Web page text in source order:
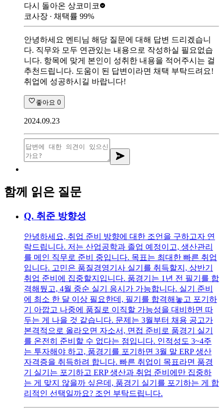
다시 돌아온 상코미코
코사장 ∙ 채택률 99%
안녕하세요 멘티님 해당 질문에 대해 답변 드리겠습니
다. 직무와 모두 연관있는 내용으로 작성하실 필요없습
니다. 항목에 맞게 본인이 성취한 내용을 적어주시는 걸
추천드립니다. 도움이 된 답변이라면 채택 부탁드려요!
취업에 성공하시길 바랍니다!
좋아요 0
2024.09.23
함께 읽은 질문
Q. 취준 방향성
안녕하세요, 취업 준비 방향에 대한 조언을 구하고자 연
락드립니다. 저는 산업공학과 졸업 예정이고, 생산관리
를 메인 직무로 준비 중입니다. 목표는 최대한 빠른 취업
입니다. 고민은 품질경영기사 실기를 취득할지, 상반기
취업 준비에 집중할지입니다. 품경기는 1년 전 필기를 합
격해뒀고, 4월 중순 실기 응시가 가능합니다. 실기 준비
에 최소 한 달 이상 필요한데, 필기를 합격해놓고 포기하
기 아깝고 나중에 품질로 이직할 가능성을 대비하면 따
두는 게 나을 것 같습니다. 문제는 3월부터 채용 공고가
본격적으로 올라오면 자소서, 면접 준비로 품경기 실기
를 온전히 준비할 수 없다는 점입니다. 인적성도 3~4주
는 투자해야 하고, 품경기를 포기하면 3월 말 ERP 생산
자격증을 취득하려 합니다. 빠른 취업이 목표라면 품경
기 실기는 포기하고 ERP 생산과 취업 준비에만 집중하
는 게 맞지 않을까 싶은데, 품경기 실기를 포기하는 게 합
리적인 선택일까요? 조언 부탁드립니다.